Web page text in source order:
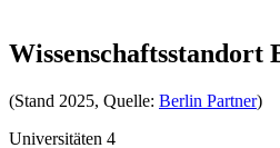
Wissenschaftsstandort
(Stand 2025, Quelle: Berlin Partner)
Universitäten :4